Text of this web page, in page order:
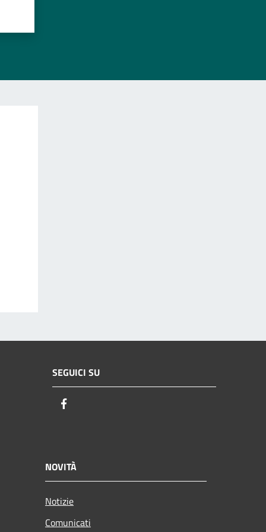
SEGUICI SU
NOVITÀ
Notizie
Comunicati